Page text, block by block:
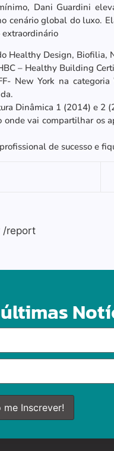
Dani Guardini
cenário global do luxo.
extraordinário
Healthy Design, Biofilia,
– Healthy Building
New York na
Dinâmica 1 (2014) e 2
onde vai compartilhar os
de sucesso e
/report